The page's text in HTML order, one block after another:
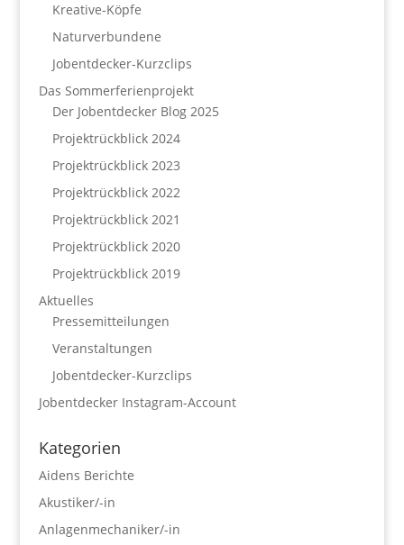
Kreative-Köpfe
Naturverbundene
Jobentdecker-Kurzclips
Das Sommerferienprojekt
Der Jobentdecker Blog 2025
Projektrückblick 2024
Projektrückblick 2023
Projektrückblick 2022
Projektrückblick 2021
Projektrückblick 2020
Projektrückblick 2019
Aktuelles
Pressemitteilungen
Veranstaltungen
Jobentdecker-Kurzclips
Jobentdecker Instagram-Account
Kategorien
Aidens Berichte
Akustiker/-in
Anlagenmechaniker/-in